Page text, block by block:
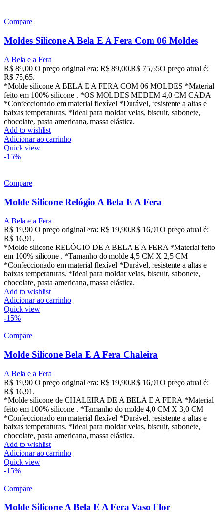
Compare
Moldes Silicone A Bela E A Fera Com 06 Moldes
A Bela e a Fera
R$89,00 O preço original era: R$ 89,00.R$ 75,65O preço atual é:
R$ 75,65.
*Molde silicone A BELA E A FERA COM 06 MOLDES *Material
feito em 100% silicone . *OS MOLDES MEDEM 4,0 CM CADA
*Confeccionado em material flexível *Durável, resistente a altas e
baixas temperaturas. *Ideal para moldar velas, biscuit, sabonete,
chocolate, pasta americana, massa elástica.
Add to wishlist
Adicionar ao carrinho
Quick view
-15%
Compare
Molde Silicone Relógio A Bela E A Fera
A Bela e a Fera
R$19,90 O preço original era: R$ 19,90.R$ 16,91O preço atual é:
R$ 16,91.
*Molde silicone RELÓGIO DE A BELA E A FERA *Material feito
em 100% silicone . *Tamanho do molde 4,5 CM X 2,5 CM
*Confeccionado em material flexível *Durável, resistente a altas e
baixas temperaturas. *Ideal para moldar velas, biscuit, sabonete,
chocolate, pasta americana, massa elástica.
Add to wishlist
Adicionar ao carrinho
Quick view
-15%
Compare
Molde Silicone Bela E A Fera Chaleira
A Bela e a Fera
R$19,90 O preço original era: R$ 19,90.R$ 16,91O preço atual é:
R$ 16,91.
*Molde silicone de CHALEIRA DE A BELA E A FERA *Material
feito em 100% silicone . *Tamanho do molde 4,0 CM X 3,0 CM
*Confeccionado em material flexível *Durável, resistente a altas e
baixas temperaturas. *Ideal para moldar velas, biscuit, sabonete,
chocolate, pasta americana, massa elástica.
Add to wishlist
Adicionar ao carrinho
Quick view
-15%
Compare
Molde Silicone A Bela E A Fera Vaso Flor